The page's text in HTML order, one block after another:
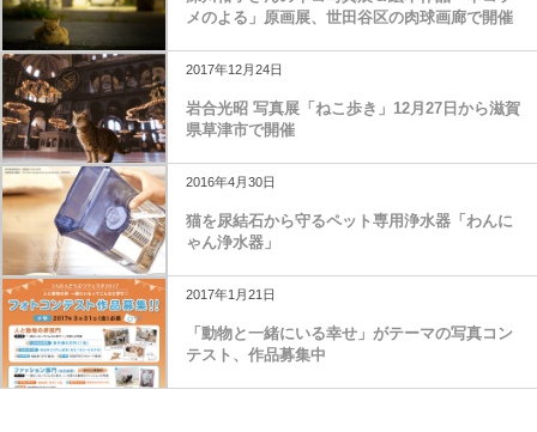
メのよる」原画展、世田谷区の肉球画廊で開催
2017年12月24日
岩合光昭 写真展「ねこ歩き」12月27日から滋賀
県草津市で開催
2016年4月30日
猫を尿結石から守るペット専用浄水器「わんに
ゃん浄水器」
2017年1月21日
「動物と一緒にいる幸せ」がテーマの写真コン
テスト、作品募集中